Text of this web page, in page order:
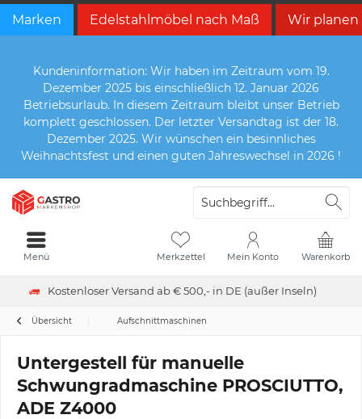
Marken Edelstahlmöbel nach Maß Wir planen
Kundeninformation: Wir haben im Zeitraum vom 19.
Dezember 2025 bis einschließlich 12. Januar 2026
Betriebsurlaub. In diesem Zeitraum bleibt unser Betrieb
komplett geschlossen. Der letzter Versandtag ist der 18.
Dezember 2025. Wir wünschen ein besinnliches
Weihnachtsfest und einen guten Jahreswechsel in 2026 !
Kostenloser Versand ab € 500,- in DE (außer Inseln)
Warenkorb
Merkzettel Mein Konto
Menü
Übersicht Aufschnittmaschinen
Untergestell für manuelle
Schwungradmaschine PROSCIUTTO,
ADE Z4000